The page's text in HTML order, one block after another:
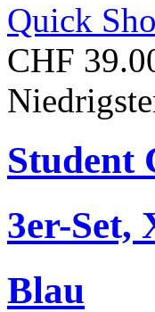
Quick
CHF
Student
3er-Set,
Blau